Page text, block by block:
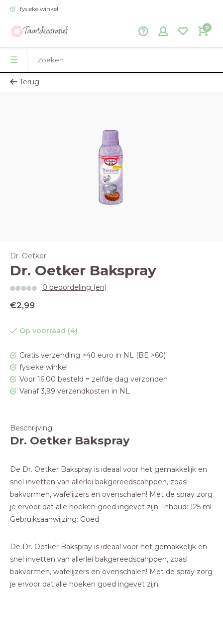
fysieke winkel
0
Terug
Dr. Oetker
Dr. Oetker Bakspray
0 beoordeling (en)
€2,99
Op voorraad (4)
Gratis verzending >40 euro in NL (BE >60)
fysieke winkel
Voor 16.00 besteld = zelfde dag verzonden
Vanaf 3,99 verzendkosten in NL
Beschrijving
Dr. Oetker Bakspray
De Dr. Oetker Bakspray is ideaal voor het gemakkelijk en
snel invetten van allerlei bakgereedscahppen, zoasl
bakvormen, wafelijzers en ovenschalen! Met de spray zorg
je ervoor dat alle hoeken goed ingevet zijn. Inhoud: 125 ml
Gebruiksaanwijzing: Goed
De Dr. Oetker Bakspray is ideaal voor het gemakkelijk en
snel invetten van allerlei bakgereedscahppen, zoasl
bakvormen, wafelijzers en ovenschalen! Met de spray zorg
je ervoor dat alle hoeken goed ingevet zijn.